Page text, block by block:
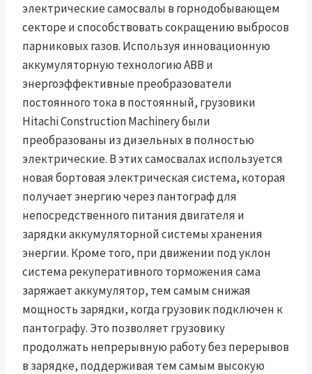
электрические самосвалы в горнодобывающем
секторе и способствовать сокращению выбросов
парниковых газов. Используя инновационную
аккумуляторную технологию ABB и
энергоэффективные преобразователи
постоянного тока в постоянный, грузовики
Hitachi Construction Machinery были
преобразованы из дизельных в полностью
электрические. В этих самосвалах используется
новая бортовая электрическая система, которая
получает энергию через пантограф для
непосредственного питания двигателя и
зарядки аккумуляторной системы хранения
энергии. Кроме того, при движении под уклон
система рекуперативного торможения сама
заряжает аккумулятор, тем самым снижая
мощность зарядки, когда грузовик подключен к
пантографу. Это позволяет грузовику
продолжать непрерывную работу без перерывов
в зарядке, поддерживая тем самым высокую